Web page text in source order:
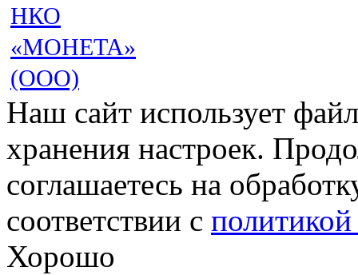
НКО
«МОНЕТА»
(ООО)
Наш сайт использует
хранения настроек.
соглашаетесь на
соответствии с
Хорошо